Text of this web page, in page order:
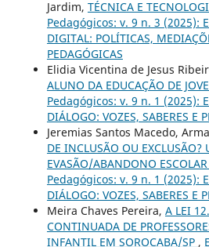
Jardim, TÉCNICA E
Pedagógicos: v. 9 n. 3 (2025):
DIGITAL: POLÍTICAS,
PEDAGÓGICAS
Elidia Vicentina de Jesus
ALUNO DA EDUCAÇÃO DE
Pedagógicos: v. 9 n. 1 (2025):
DIÁLOGO: VOZES, SABERES E
Jeremias Santos Macedo,
DE INCLUSÃO OU EXCLUSÃO?
EVASÃO/ABANDONO
Pedagógicos: v. 9 n. 1 (2025):
DIÁLOGO: VOZES, SABERES E
Meira Chaves Pereira, A LEI
CONTINUADA DE
INFANTIL EM SOROCABA/SP ,